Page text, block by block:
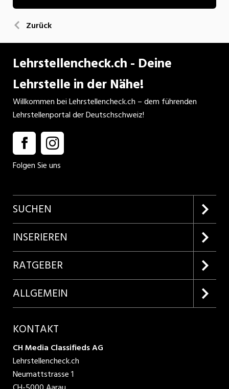
Zurück
Lehrstellencheck.ch - Deine
Lehrstelle in der Nähe!
Willkommen bei Lehrstellencheck.ch – dem führenden
Lehrstellenportal der Deutschschweiz!
Folgen Sie uns
SUCHEN
Firmenprofile entdecken
Lehrstellen suchen
INSERIEREN
Kundenlogin
Inserieren
Produkte
RATGEBER
Lehrberufe entdecken
ALLGEMEIN
AGB
Datenschutzbestimmungen
KONTAKT
CH Media Classifieds AG
Lehrstellencheck.ch
Neumattstrasse 1